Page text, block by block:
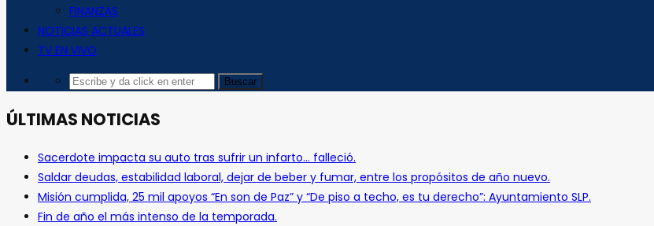
FINANZAS
NOTICIAS ACTUALES
TV EN VIVO
ÚLTIMAS NOTICIAS
Sacerdote impacta su auto tras sufrir un infarto… falleció.
Saldar deudas, estabilidad laboral, dejar de beber y fumar, entre los propósitos de año nuevo.
Misión cumplida, 25 mil apoyos “En son de Paz” y “De piso a techo, es tu derecho”: Ayuntamiento SLP.
Fin de año el más intenso de la temporada.